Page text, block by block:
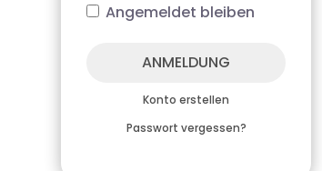
Angemeldet bleiben
ANMELDUNG
Konto erstellen
Passwort vergessen?